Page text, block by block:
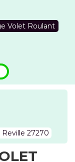
Volet Roulant
27270